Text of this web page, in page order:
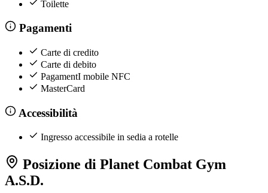
Toilette
Pagamenti
Carte di credito
Carte di debito
PagamentI mobile NFC
MasterCard
Accessibilità
Ingresso accessibile in sedia a rotelle
Posizione di Planet Combat Gym
A.S.D.